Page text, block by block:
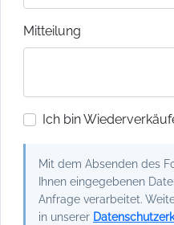
Mitteilung
Ich bin
Mit dem Absenden des
Ihnen eingegebenen
Anfrage verarbeitet.
in unserer